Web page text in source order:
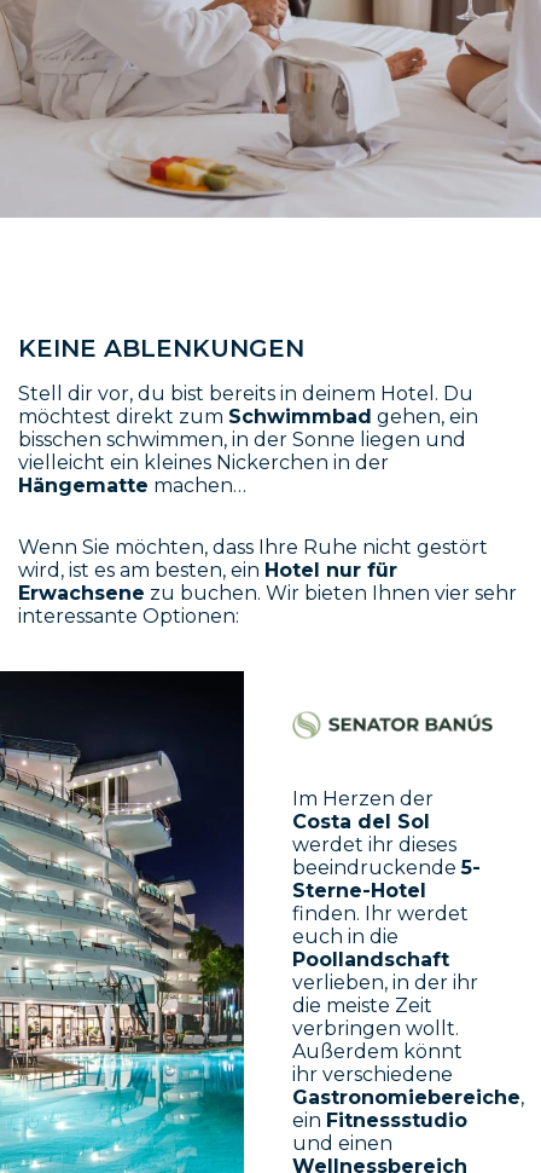
KEINE ABLENKUNGEN
Stell dir vor, du bist bereits in deinem Hotel. Du
möchtest direkt zum Schwimmbad gehen, ein
bisschen schwimmen, in der Sonne liegen und
vielleicht ein kleines Nickerchen in der
Hängematte machen…
Wenn Sie möchten, dass Ihre Ruhe nicht gestört
wird, ist es am besten, ein Hotel nur für
Erwachsene zu buchen. Wir bieten Ihnen vier sehr
interessante Optionen:
Im Herzen der
Costa del Sol
werdet ihr dieses
beeindruckende5-
Sterne-Hotel
finden. Ihr werdet
euch in die
Poollandschaft
verlieben, in der ihr
die meiste Zeit
verbringen wollt.
Außerdem könnt
ihr verschiedene
Gastronomiebereiche,
ein Fitnessstudio
und einen
Wellnessbereich